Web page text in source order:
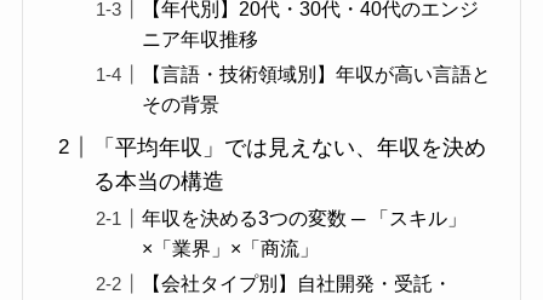
【年代別】20代・30代・40代のエンジ
ニア年収推移
【言語・技術領域別】年収が高い言語と
その背景
「平均年収」では見えない、年収を決め
る本当の構造
年収を決める3つの変数 ─ 「スキル」
×「業界」×「商流」
【会社タイプ別】自社開発・受託・